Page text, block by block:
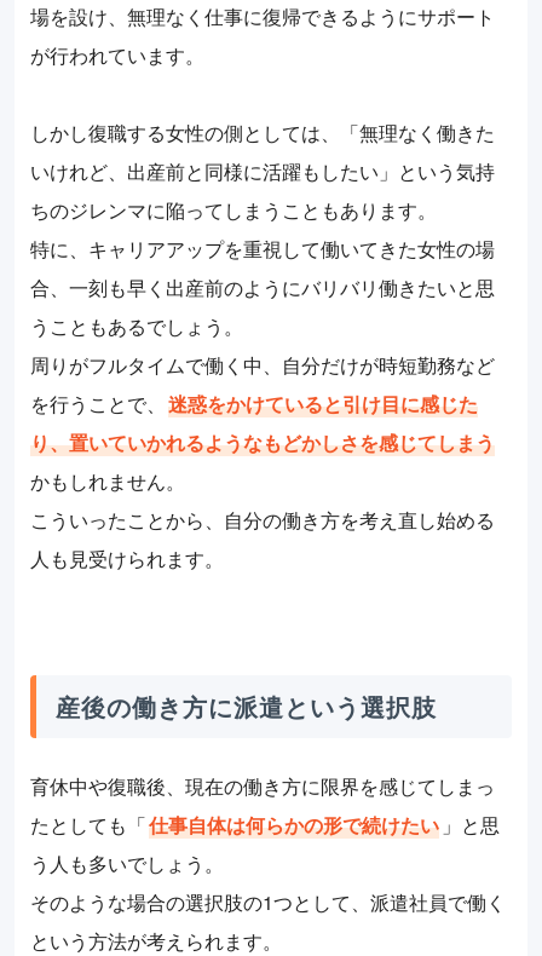
場を設け、無理なく仕事に復帰できるようにサポート
が行われています。
しかし復職する女性の側としては、「無理なく働きた
いけれど、出産前と同様に活躍もしたい」という気持
ちのジレンマに陥ってしまうこともあります。
特に、キャリアアップを重視して働いてきた女性の場
合、一刻も早く出産前のようにバリバリ働きたいと思
うこともあるでしょう。
周りがフルタイムで働く中、自分だけが時短勤務など
を行うことで、 迷惑をかけていると引け目に感じた
り、置いていかれるようなもどかしさを感じてしまう
かもしれません。
こういったことから、自分の働き方を考え直し始める
人も見受けられます。
産後の働き方に派遣という選択肢
育休中や復職後、現在の働き方に限界を感じてしまっ
たとしても「仕事自体は何らかの形で続けたい 」と思
う人も多いでしょう。
そのような場合の選択肢の1つとして、派遣社員で働く
という方法が考えられます。